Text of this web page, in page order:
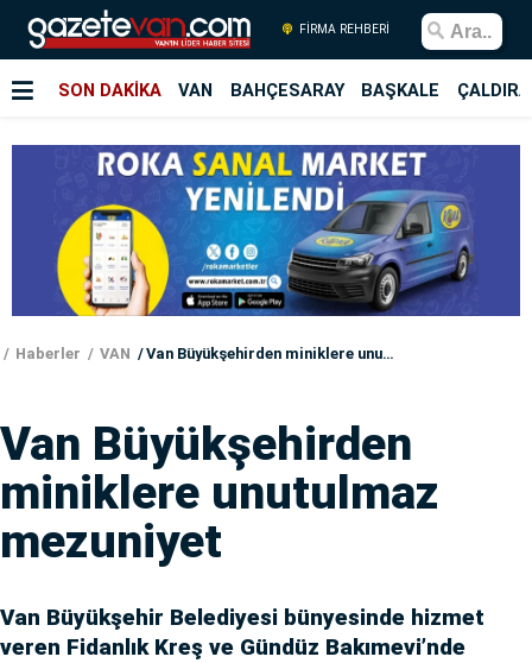
FİRMA REHBERİ
SON DAKİKA VAN BAHÇESARAY BAŞKALE
Haberler VAN Van Büyükşehirden miniklere unutulmaz mezuniyet
Van Büyükşehirden
miniklere unutulmaz
mezuniyet
Van Büyükşehir Belediyesi bünyesinde hizmet
veren Fidanlık Kreş ve Gündüz Bakımevi’nde